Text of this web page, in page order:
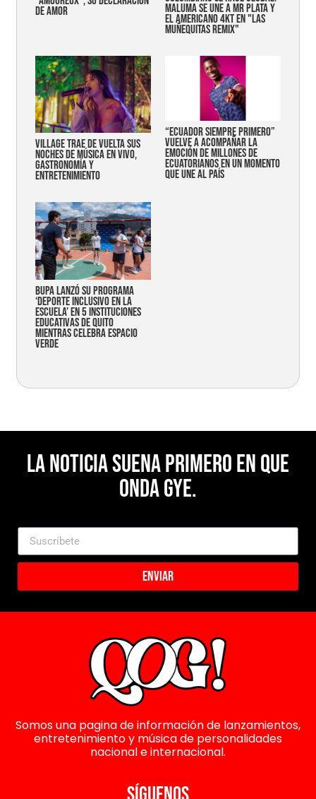
DE AMOR MALUMA SE UNE A MR PLATA Y
EL AMERICANO 4KT EN "LAS
MUÑEQUITAS REMIX"
Village trae de vuelta sus
noches de música en vivo,
gastronomía y
entretenimiento
“Ecuador siempre primero”
vuelve a acompañar la
emoción de millones de
ecuatorianos en un momento
que une al país
Bupa lanzó su programa
‘Deporte Inclusivo en la
Escuela’ en 5 instituciones
educativas de Quito
mientras celebra espacio
verde
La noticia suena primero en Que
Onda Gye.
Enviar
Somos una pagina de información de lanzamientos,
entretenimiento y música de personalidades
nacional e internacional.